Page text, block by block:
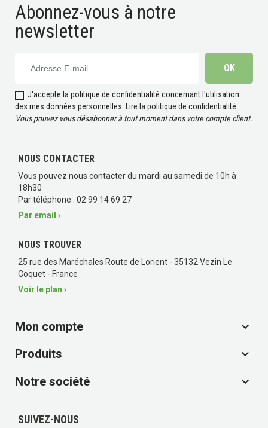
Abonnez-vous à notre
newsletter
J'accepte la politique de confidentialité concernant l'utilisation
des mes données personnelles. Lire la politique de confidentialité.
Vous pouvez vous désabonner à tout moment dans votre compte client.
NOUS CONTACTER
Vous pouvez nous contacter du mardi au samedi de 10h à
18h30
Par téléphone : 02 99 14 69 27
Par email ›
NOUS TROUVER
25 rue des Maréchales Route de Lorient - 35132 Vezin Le
Coquet - France
Voir le plan ›
Mon compte

Produits

Notre société

SUIVEZ-NOUS